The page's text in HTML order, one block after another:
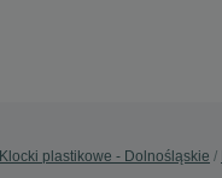
Klocki plastikowe - Dolnośląskie